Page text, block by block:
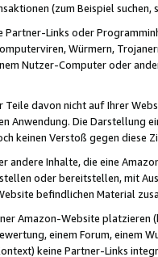
(zum Beispiel
Partner-Links oder
Würmern,
Nutzer-Computer oder
Teile davon nicht auf Ihrer
Anwendung. Die Darstellung
keinen Verstoß gegen diese
andere Inhalte, die eine
oder bereitstellen, mit
befindlichen Material
Amazon-Website
einem Forum, einem
keine Partner-Links